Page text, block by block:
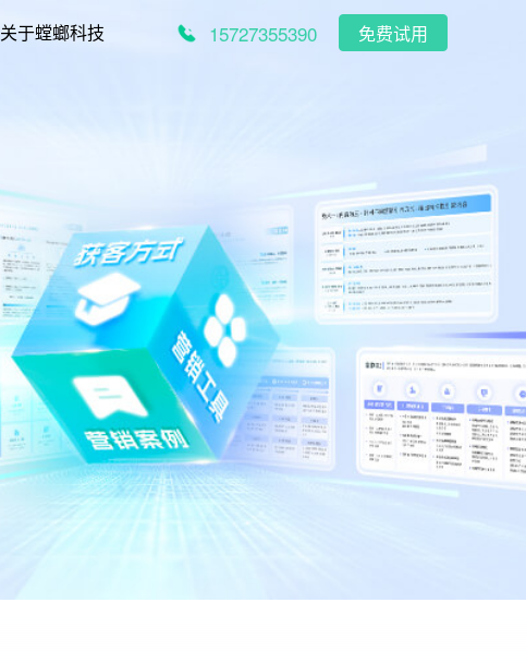
关于螳螂科技 15727355390 免费试用